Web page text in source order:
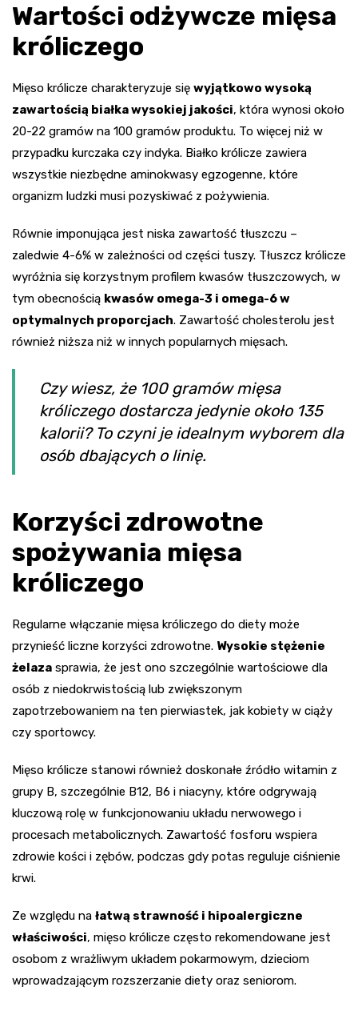
Wartości odżywcze mięsa
króliczego
Mięso królicze charakteryzuje się wyjątkowo wysoką
zawartością białka wysokiej jakości, która wynosi około
20-22 gramów na 100 gramów produktu. To więcej niż w
przypadku kurczaka czy indyka. Białko królicze zawiera
wszystkie niezbędne aminokwasy egzogenne, które
organizm ludzki musi pozyskiwać z pożywienia.
Równie imponująca jest niska zawartość tłuszczu –
zaledwie 4-6% w zależności od części tuszy. Tłuszcz królicze
wyróżnia się korzystnym profilem kwasów tłuszczowych, w
tym obecnością kwasów omega-3 i omega-6 w
optymalnych proporcjach. Zawartość cholesterolu jest
również niższa niż w innych popularnych mięsach.
Czy wiesz, że 100 gramów mięsa
króliczego dostarcza jedynie około 135
kalorii? To czyni je idealnym wyborem dla
osób dbających o linię.
Korzyści zdrowotne
spożywania mięsa
króliczego
Regularne włączanie mięsa króliczego do diety może
przynieść liczne korzyści zdrowotne. Wysokie stężenie
żelaza sprawia, że jest ono szczególnie wartościowe dla
osób z niedokrwistością lub zwiększonym
zapotrzebowaniem na ten pierwiastek, jak kobiety w ciąży
czy sportowcy.
Mięso królicze stanowi również doskonałe źródło witamin z
grupy B, szczególnie B12, B6 i niacyny, które odgrywają
kluczową rolę w funkcjonowaniu układu nerwowego i
procesach metabolicznych. Zawartość fosforu wspiera
zdrowie kości i zębów, podczas gdy potas reguluje ciśnienie
krwi.
Ze względu na łatwą strawność i hipoalergiczne
właściwości, mięso królicze często rekomendowane jest
osobom z wrażliwym układem pokarmowym, dzieciom
wprowadzającym rozszerzanie diety oraz seniorom.